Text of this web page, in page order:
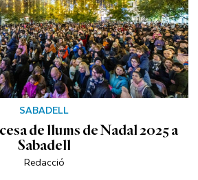
SABADELL
de llums de Nadal 2025 a
Sabadell
Redacció